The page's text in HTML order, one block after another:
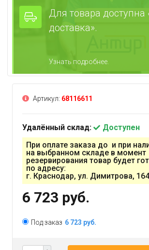
Для товара доступна
доставка».
Узнать подробнее.
Артикул: 68116611
Удалённый склад:
Доступен
При оплате заказа до и при
на выбранном складе в момент
резервирования товар будет
по адресу:
г. Краснодар, ул. Димитрова,
6 723 руб.
Под заказ 6 723 руб.